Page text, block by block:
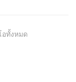
อทั้งหมด